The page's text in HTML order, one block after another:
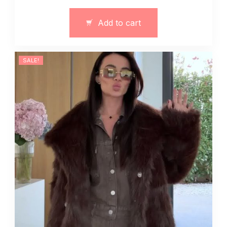
bawełny
leo
quantity
Add to cart
SALE!